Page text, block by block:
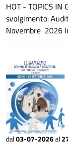
HOT - TOPICS IN
svolgimento:
Novembre 2026
dal03-07-2026al